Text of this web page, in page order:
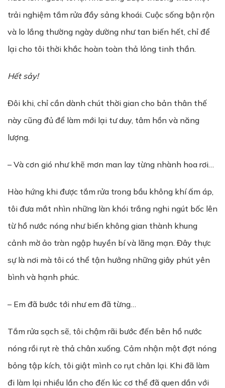
trải nghiệm tắm rửa đầy sảng khoái. Cuộc sống bận rộn
và lo lắng thường ngày dường như tan biến hết, chỉ để
lại cho tôi thời khắc hoàn toàn thả lỏng tinh thần.
Hết sảy!
Đôi khi, chỉ cần dành chút thời gian cho bản thân thế
này cũng đủ để làm mới lại tư duy, tâm hồn và năng
lượng.
– Và cơn gió như khẽ mơn man lay từng nhành hoa rơi…
Hào hứng khi được tắm rửa trong bầu không khí ấm áp,
tôi đưa mắt nhìn những làn khói trắng nghi ngút bốc lên
từ hồ nước nóng như biến không gian thành khung
cảnh mờ ảo tràn ngập huyền bí và lãng mạn. Đây thực
sự là nơi mà tôi có thể tận hưởng những giây phút yên
bình và hạnh phúc.
– Em đã bước tới như em đã từng…
Tắm rửa sạch sẽ, tôi chậm rãi bước đến bên hồ nước
nóng rồi rụt rè thả chân xuống. Cảm nhận một đợt nóng
bỏng tập kích, tôi giật mình co rụt chân lại. Khi đã làm
đi làm lại nhiều lần cho đến lúc cơ thể đã quen dần với